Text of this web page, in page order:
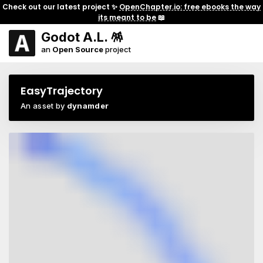
Check out our latest project ✨ OpenChapter.io: free ebooks the way
its meant to be📖
Godot A.L. 🪅
an Open Sourceproject
EasyTrajectory
An asset by dynamder